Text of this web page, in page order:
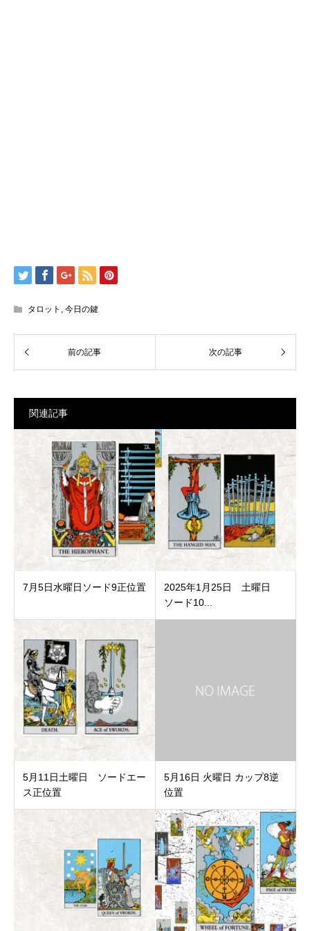
タロット , 今日の鍵
関連記事
7月5日水曜日ソード9正位置
2025年1月25日 土曜日
ソード10...
5月11日土曜日 ソードエー
ス正位置
5月16日 火曜日 カップ8逆
位置